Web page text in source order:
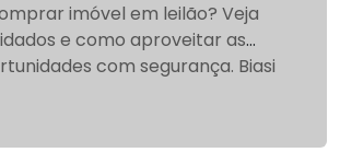
imóvel em leilão? Veja
e como aproveitar as
com segurança. Biasi